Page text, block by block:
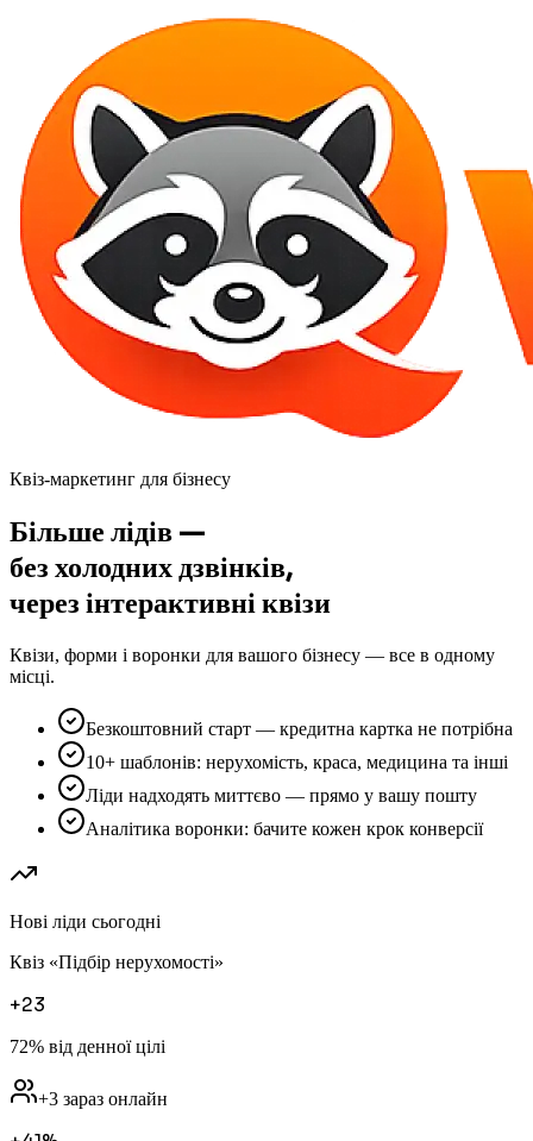
Квіз-маркетинг для бізнесу
Більше лідів —
без холодних дзвінків,
через інтерактивні квізи
Квізи, форми і воронки для вашого бізнесу — все в одному
місці.
Безкоштовний старт — кредитна картка не потрібна
10+ шаблонів: нерухомість, краса, медицина та інші
Ліди надходять миттєво — прямо у вашу пошту
Аналітика воронки: бачите кожен крок конверсії
Нові ліди сьогодні
Квіз «Підбір нерухомості»
+23
72% від денної цілі
+3 зараз онлайн